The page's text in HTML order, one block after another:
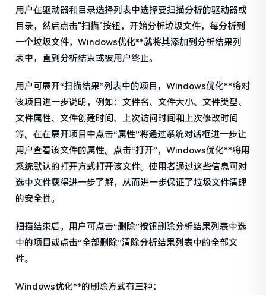
用户在驱动器和目录选择列表中选择要扫描分析的驱动器或
目录，然后点击"扫描"按钮，开始分析垃圾文件，每分析到
一个垃圾文件，Windows优化**就将其添加到分析结果列
表中，直到分析结束或被用户终止。
用户可展开“扫描结果”列表中的项目，Windows优化**将对
该项目进一步说明，例如：文件名、文件大小、文件类型、
文件属性、文件创建时间、上次访问时间和上次修改时间
等。在在展开项目中点击“属性”将通过系统对话框进一步让
用户查看该文件的属性。点击“打开”，Windows优化**将用
系统默认的打开方式打开该文件。使用者通过这些信息可对
选中文件获得进一步了解，从而进一步保证了垃圾文件清理
的安全性。
扫描结束后，用户可点击“删除”按钮删除分析结果列表中选
中的项目或点击“全部删除”清除分析结果列表中的全部文
件。
Windows优化**的删除方式有三种：